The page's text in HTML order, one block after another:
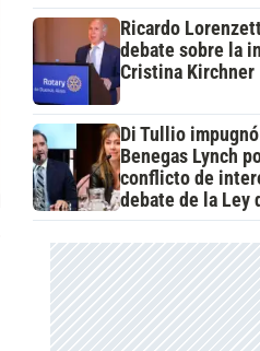
Ricardo
debate sobre la
Cristina Kirchner
Di Tullio
Benegas Lynch
conflicto de
debate de la Ley